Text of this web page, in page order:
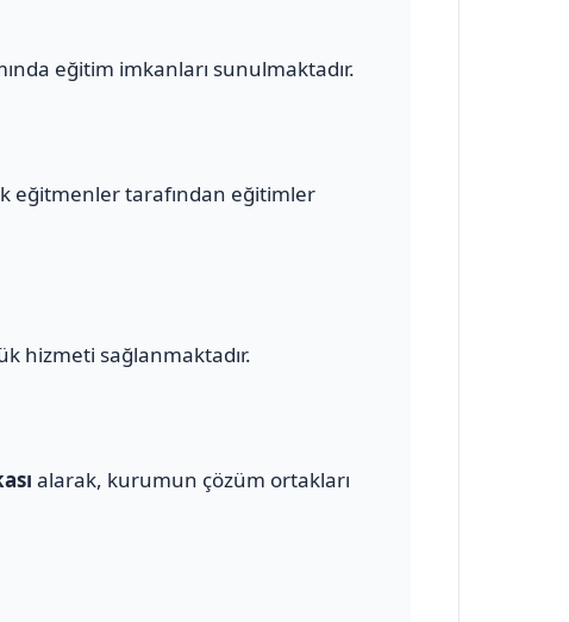
eğitim imkanları sunulmaktadır.
eğitmenler tarafından eğitimler
hizmeti sağlanmaktadır.
alarak, kurumun çözüm ortakları